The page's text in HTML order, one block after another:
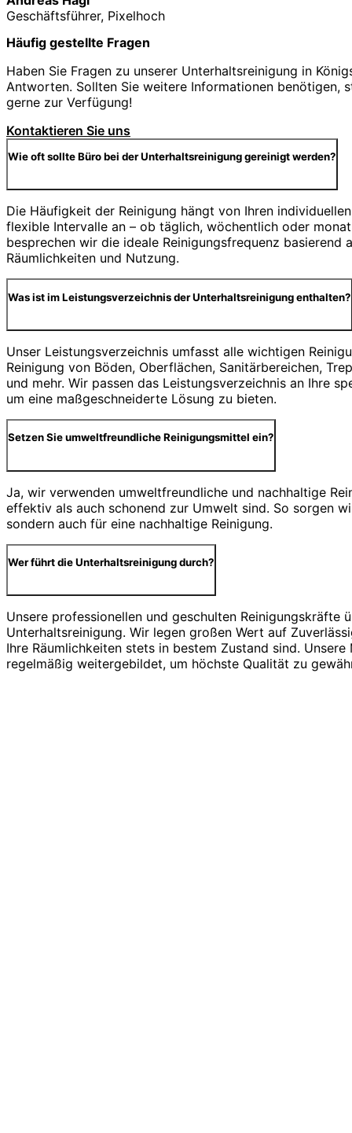
Geschäftsführer, Pixelhoch
Häufig gestellte Fragen
Haben Sie Fragen zu unserer Unterhaltsreinigung in
Antworten. Sollten Sie weitere Informationen benötigen,
gerne zur Verfügung!
Kontaktieren Sie uns
Wie oft sollte Büro bei der Unterhaltsreinigung gereinigt werden?
Die Häufigkeit der Reinigung hängt von Ihren
flexible Intervalle an – ob täglich, wöchentlich oder
besprechen wir die ideale Reinigungsfrequenz basierend
Räumlichkeiten und Nutzung.
Was ist im Leistungsverzeichnis der Unterhaltsreinigung enthalten?
Unser Leistungsverzeichnis umfasst alle wichtigen
Reinigung von Böden, Oberflächen, Sanitärbereichen,
und mehr. Wir passen das Leistungsverzeichnis an Ihre
um eine maßgeschneiderte Lösung zu bieten.
Setzen Sie umweltfreundliche Reinigungsmittel ein?
Ja, wir verwenden umweltfreundliche und nachhaltige
effektiv als auch schonend zur Umwelt sind. So sorgen
sondern auch für eine nachhaltige Reinigung.
Wer führt die Unterhaltsreinigung durch?
Unsere professionellen und geschulten Reinigungskräfte
Unterhaltsreinigung. Wir legen großen Wert auf
Ihre Räumlichkeiten stets in bestem Zustand sind.
regelmäßig weitergebildet, um höchste Qualität zu